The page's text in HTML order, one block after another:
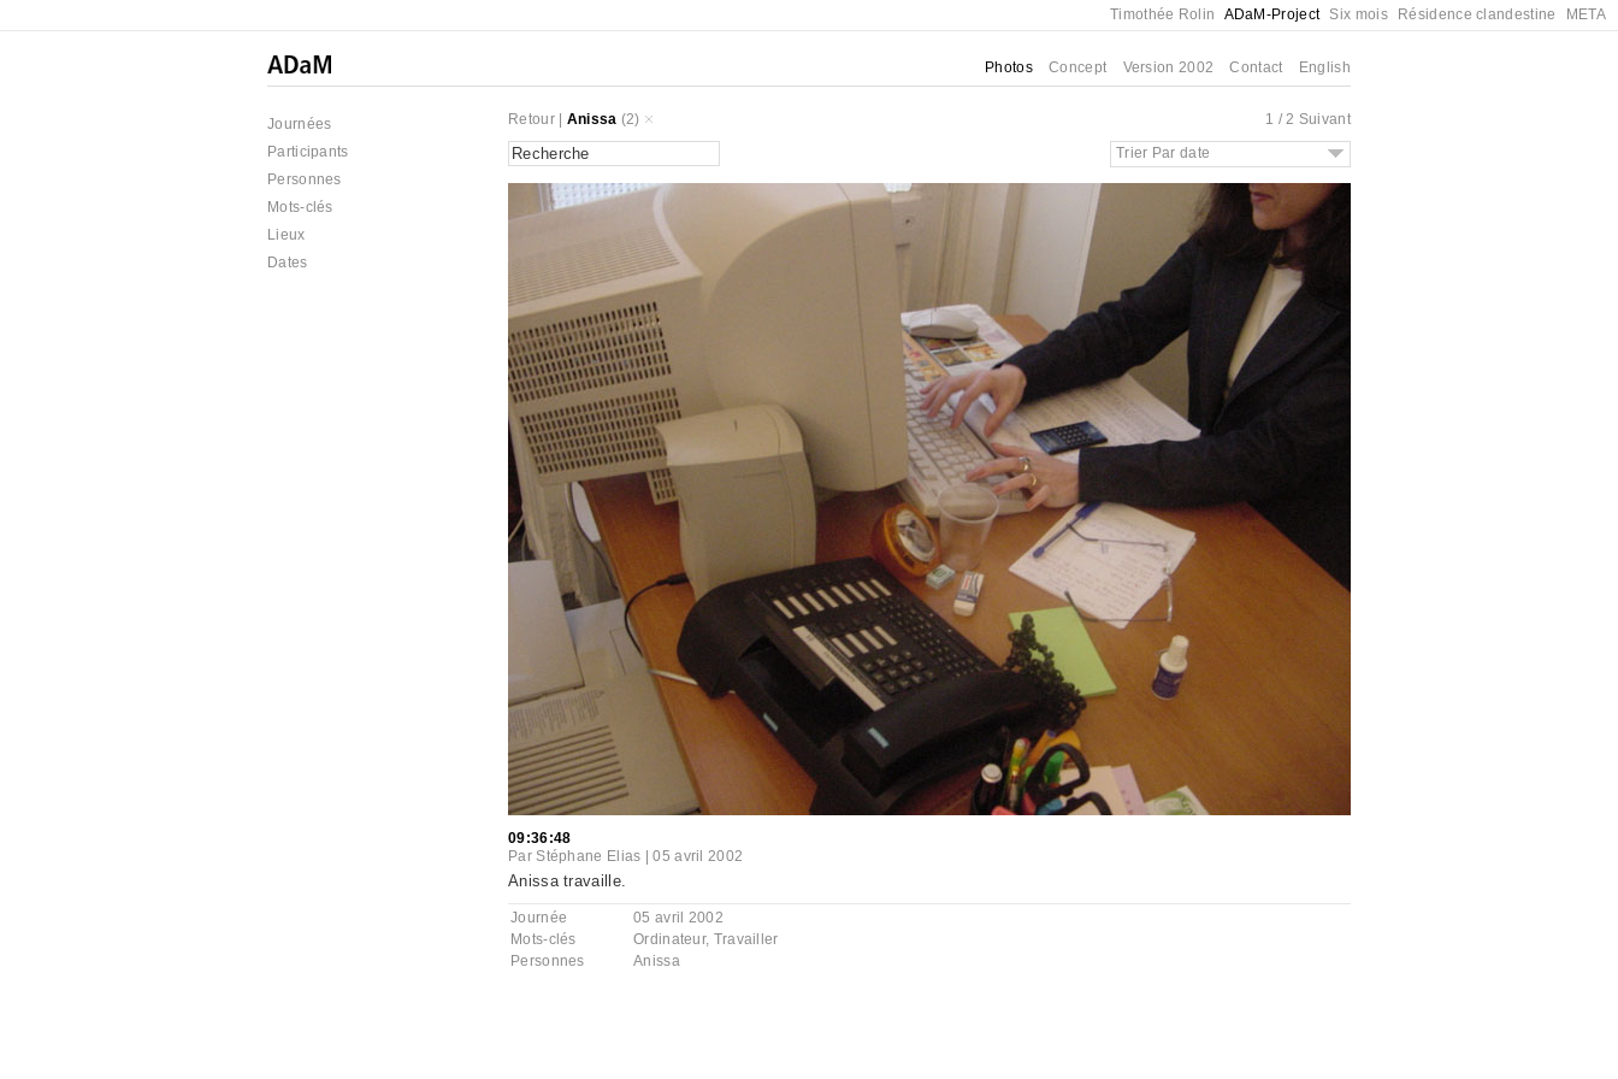
Timothée Rolin ADaM-Project Six mois Résidence clandestine META
Photos Concept Version 2002 Contact English
Journées
Participants
Personnes
Mots-clés
Lieux
Dates
Retour| Anissa (2) 1 / 2 Suivant
Trier Par date
09:36:48
Par Stéphane Elias |05 avril 2002
Anissa travaille.
Journée
05 avril 2002
Mots-clés
Ordinateur, Travailler
Personnes
Anissa